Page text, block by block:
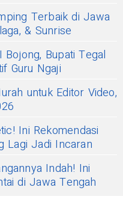
Terbaik di Jawa
& Sunrise
Bojong, Bupati Tegal
Guru Ngaji
untuk Editor Video,
Ini Rekomendasi
Lagi Jadi Incaran
Indah! Ini
di Jawa Tengah